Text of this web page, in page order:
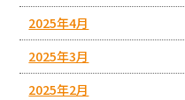
2025年4月
2025年3月
2025年2月